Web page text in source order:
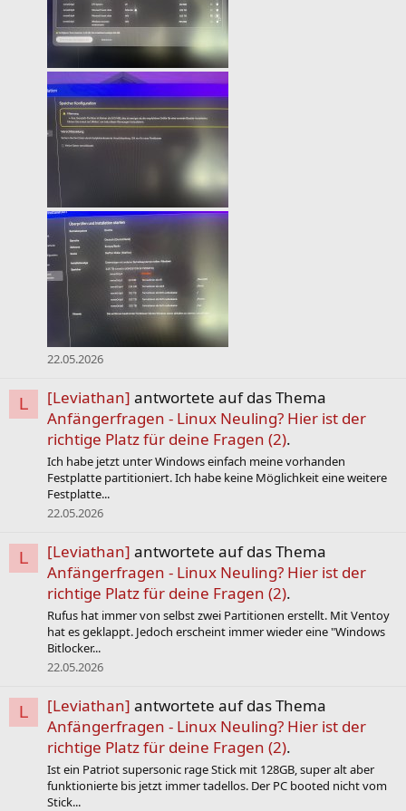
22.05.2026
L [Leviathan] antwortete auf das Thema
Anfängerfragen - Linux Neuling? Hier ist der
richtige Platz für deine Fragen (2).
Ich habe jetzt unter Windows einfach meine vorhanden
Festplatte partitioniert. Ich habe keine Möglichkeit eine weitere
Festplatte...
22.05.2026
L [Leviathan] antwortete auf das Thema
Anfängerfragen - Linux Neuling? Hier ist der
richtige Platz für deine Fragen (2).
Rufus hat immer von selbst zwei Partitionen erstellt. Mit Ventoy
hat es geklappt. Jedoch erscheint immer wieder eine "Windows
Bitlocker...
22.05.2026
L [Leviathan] antwortete auf das Thema
Anfängerfragen - Linux Neuling? Hier ist der
richtige Platz für deine Fragen (2).
Ist ein Patriot supersonic rage Stick mit 128GB, super alt aber
funktionierte bis jetzt immer tadellos. Der PC booted nicht vom
Stick...